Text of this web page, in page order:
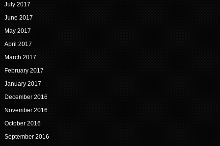
July 2017
June 2017
May 2017
April 2017
March 2017
February 2017
January 2017
December 2016
November 2016
October 2016
September 2016